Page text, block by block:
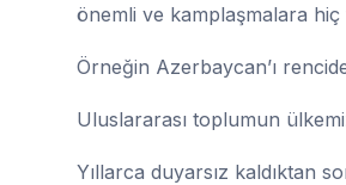
önemli ve kamplaşmalara
Örneğin Azerbaycan’ı
Uluslararası toplumun
Yıllarca duyarsız kaldıktan